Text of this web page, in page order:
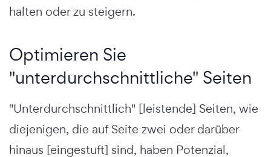
halten oder zu steigern.
Optimieren Sie
"unterdurchschnittliche" Seiten
"Unterdurchschnittlich" [leistende] Seiten, wie
diejenigen, die auf Seite zwei oder darüber
hinaus [eingestuft] sind, haben Potenzial,